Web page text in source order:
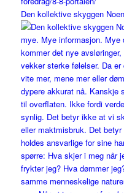
Den kollektive skyggen